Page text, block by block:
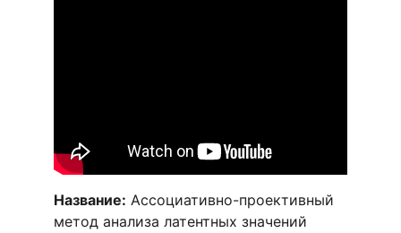
Название: Ассоциативно-проективный
метод анализа латентных значений